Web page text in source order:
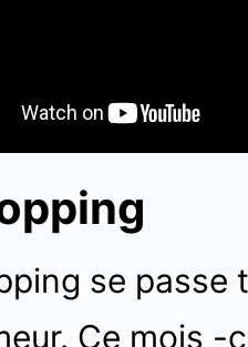
se
Ce mois -